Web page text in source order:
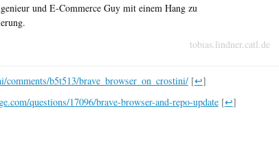
und E-Commerce Guy mit einem Hang zu
tobias.lindner.catl.de
b5t513/brave_browser_on_crostini/[↩]
questions/17096/brave-browser-and-repo-update[↩]